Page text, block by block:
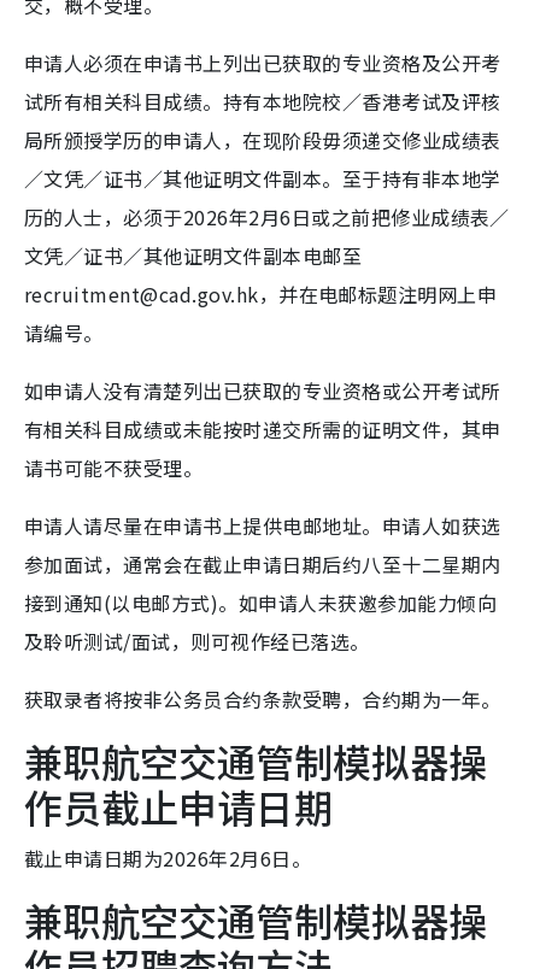
申请人必须在申请书上列出已获取的专业资格及公开考
试所有相关科目成绩。持有本地院校／香港考试及评核
局所颁授学历的申请人，在现阶段毋须递交修业成绩表
／文凭／证书／其他证明文件副本。至于持有非本地学
历的人士，必须于2026年2月6日或之前把修业成绩表／
文凭／证书／其他证明文件副本电邮至
recruitment@cad.gov.hk，并在电邮标题注明网上申
请编号。
如申请人没有清楚列出已获取的专业资格或公开考试所
有相关科目成绩或未能按时递交所需的证明文件，其申
请书可能不获受理。
申请人请尽量在申请书上提供电邮地址。申请人如获选
参加面试，通常会在截止申请日期后约八至十二星期内
接到通知(以电邮方式)。如申请人未获邀参加能力倾向
及聆听测试/面试，则可视作经已落选。
获取录者将按非公务员合约条款受聘，合约期为一年。
兼职航空交通管制模拟器操
作员截止申请日期
截止申请日期为2026年2月6日。
兼职航空交通管制模拟器操